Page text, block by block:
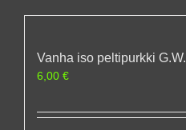
Vanha iso peltipurkki
6,00 €